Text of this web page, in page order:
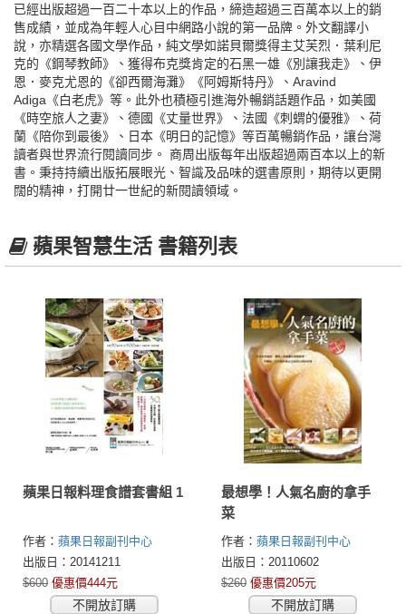
已經出版超過一百二十本以上的作品，締造超過三百萬本以上的銷
售成績，並成為年輕人心目中網路小說的第一品牌。外文翻譯小
說，亦精選各國文學作品，純文學如諾貝爾獎得主艾芙烈．葉利尼
克的《鋼琴教師》、獲得布克獎肯定的石黑一雄《別讓我走》、伊
恩．麥克尤恩的《卻西爾海灘》《阿姆斯特丹》、Aravind
Adiga《白老虎》等。此外也積極引進海外暢銷話題作品，如美國
《時空旅人之妻》、德國《丈量世界》、法國《刺蝟的優雅》、荷
蘭《陪你到最後》、日本《明日的記憶》等百萬暢銷作品，讓台灣
讀者與世界流行閱讀同步。 商周出版每年出版超過兩百本以上的新
書。秉持持續出版拓展眼光、智識及品味的選書原則，期待以更開
闊的精神，打開廿一世紀的新閱讀領域。
蘋果智慧生活 書籍列表
蘋果日報料理食譜套書組 1
作者： 蘋果日報副刊中心
出版日：20141211
$600 優惠價444元
不開放訂購
最想學！人氣名廚的拿手
菜
作者： 蘋果日報副刊中心
出版日：20110602
$260 優惠價205元
不開放訂購